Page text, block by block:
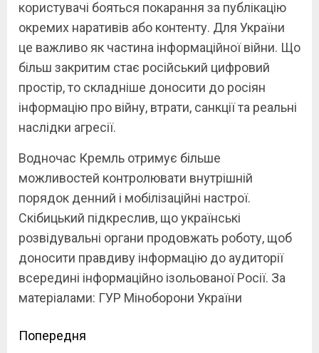
користувачі бояться покарання за публікацію
окремих наративів або контенту. Для України
це важливо як частина інформаційної війни. Що
більш закритим стає російський цифровий
простір, то складніше доносити до росіян
інформацію про війну, втрати, санкції та реальні
наслідки агресії.
Водночас Кремль отримує більше
можливостей контролювати внутрішній
порядок денний і мобілізаційні настрої.
Скібицький підкреслив, що українські
розвідувальні органи продовжать роботу, щоб
доносити правдиву інформацію до аудиторії
всередині інформаційно ізольованої Росії. За
матеріалами: ГУР Міноборони України
Continue
Попередня